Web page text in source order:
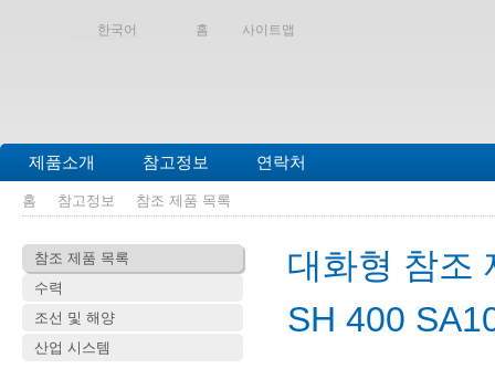
한국어 홈 사이트맵
제품소개 참고정보 연락처
홈 참고정보 참조 제품 목록
참조 제품 목록
수력
조선 및 해양
산업 시스템
대화형 참조
SH 400